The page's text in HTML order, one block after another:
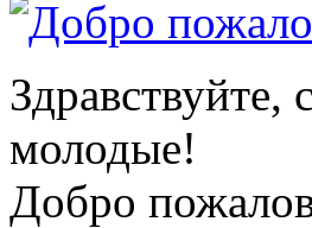
молодые!
Добро